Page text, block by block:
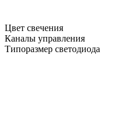
Цвет свечения
Каналы управления
Типоразмер светодиода